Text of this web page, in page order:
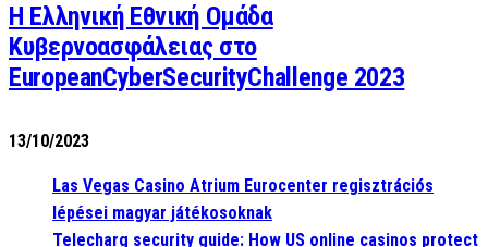
Η Ελληνική Εθνική Ομάδα
Κυβερνοασφάλειας στο
EuropeanCyberSecurityChallenge 2023
13/10/2023
Las Vegas Casino Atrium Eurocenter regisztrációs
lépései magyar játékosoknak
Telecharg security guide: How US online casinos protect